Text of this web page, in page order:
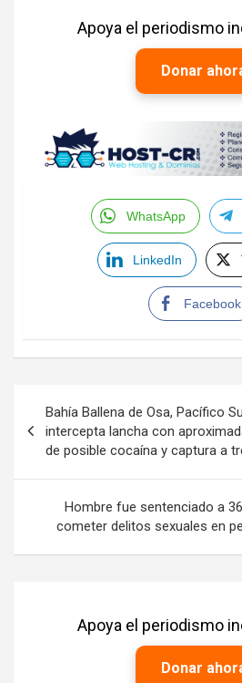
Apoya el periodismo
Donar
WhatsApp
LinkedIn
Facebook
de
entradas
Bahía Ballena de Osa, Pacífico
intercepta lancha con
de posible cocaína y captura a
Hombre fue sentenciado a
cometer delitos sexuales en
Apoya el periodismo
Donar